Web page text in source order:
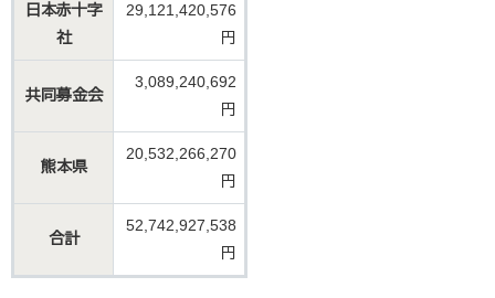
日本赤十字
社
29,121,420,576
円
共同募金会
3,089,240,692
円
熊本県
20,532,266,270
円
合計
52,742,927,538
円